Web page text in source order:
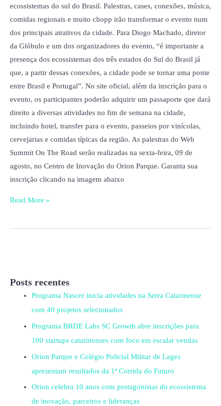
ecossistemas do sul do Brasil. Palestras, cases, conexões, música,
comidas regionais e muito chopp irão transformar o evento num
dos principais atrativos da cidade. Para Diogo Machado, diretor
da Glóbulo e um dos organizadores do evento, “é importante a
presença dos ecossistemas dos três estados do Sul do Brasil já
que, a partir dessas conexões, a cidade pode se tornar uma ponte
entre Brasil e Portugal”. No site oficial, além da inscrição para o
evento, os participantes poderão adquirir um passaporte que dará
direito a diversas atividades no fim de semana na cidade,
incluindo hotel, transfer para o evento, passeios por vinícolas,
cervejarias e comidas típicas da região. As palestras do Web
Summit On The Road serão realizadas na sexta-feira, 09 de
agosto, no Centro de Inovação do Orion Parque. Garanta sua
inscrição clicando na imagem abaixo
Read More »
Posts recentes
Programa Nascer inicia atividades na Serra Catarinense
com 40 projetos selecionados
Programa BRDE Labs SC Growth abre inscrições para
100 startups catarinenses com foco em escalar vendas
Orion Parque e Colégio Policial Militar de Lages
apresentam resultados da 1ª Corrida do Futuro
Orion celebra 10 anos com protagonistas do ecossistema
de inovação, parceiros e lideranças